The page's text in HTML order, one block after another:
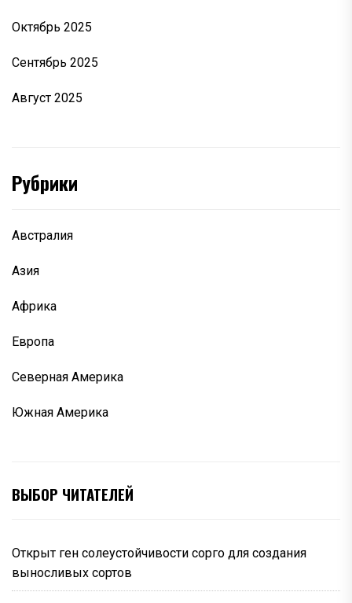
Октябрь 2025
Сентябрь 2025
Август 2025
Рубрики
Австралия
Азия
Африка
Европа
Северная Америка
Южная Америка
ВЫБОР ЧИТАТЕЛЕЙ
Открыт ген солеустойчивости сорго для создания
выносливых сортов